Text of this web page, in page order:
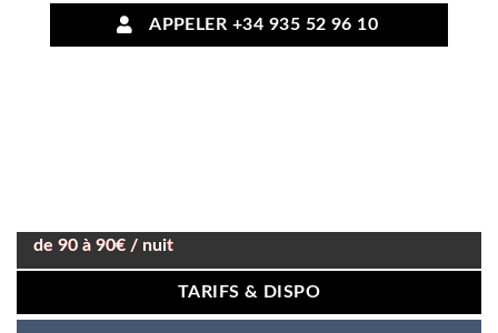
APPELER +34 935 52 96 10
de 90 à 90€ / nuit
TARIFS & DISPO